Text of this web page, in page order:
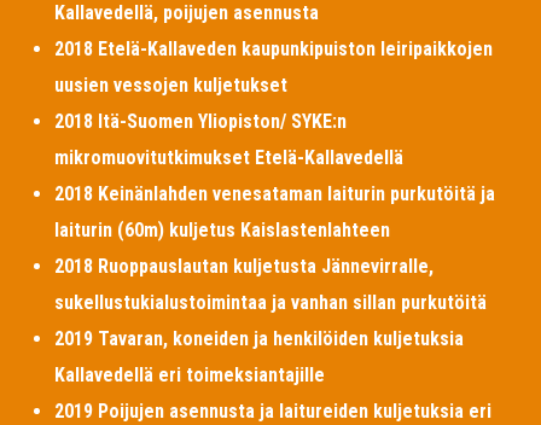
Kallavedellä, poijujen asennusta
2018 Etelä-Kallaveden kaupunkipuiston leiripaikkojen
uusien vessojen kuljetukset
2018 Itä-Suomen Yliopiston/ SYKE:n
mikromuovitutkimukset Etelä-Kallavedellä
2018 Keinänlahden venesataman laiturin purkutöitä ja
laiturin (60m) kuljetus Kaislastenlahteen
2018 Ruoppauslautan kuljetusta Jännevirralle,
sukellustukialustoimintaa ja vanhan sillan purkutöitä
2019 Tavaran, koneiden ja henkilöiden kuljetuksia
Kallavedellä eri toimeksiantajille
2019 Poijujen asennusta ja laitureiden kuljetuksia eri